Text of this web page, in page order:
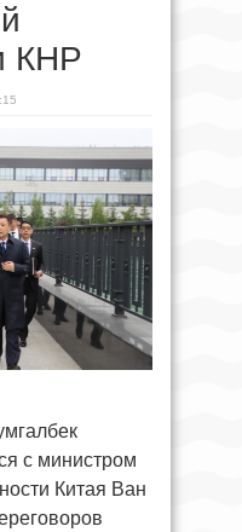
КНР
с министром
Китая Ван